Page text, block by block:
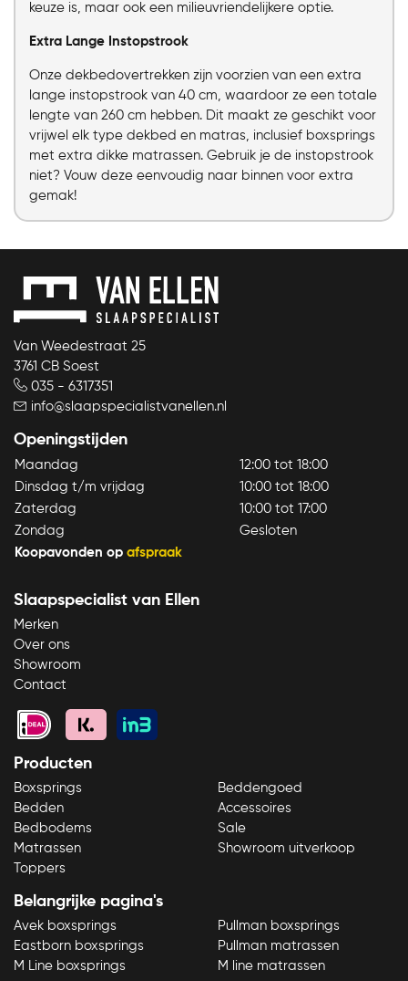
keuze is, maar ook een milieuvriendelijkere optie.
Extra Lange Instopstrook
Onze dekbedovertrekken zijn voorzien van een extra
lange instopstrook van 40 cm, waardoor ze een totale
lengte van 260 cm hebben. Dit maakt ze geschikt voor
vrijwel elk type dekbed en matras, inclusief boxsprings
met extra dikke matrassen. Gebruik je de instopstrook
niet? Vouw deze eenvoudig naar binnen voor extra
gemak!
Van Weedestraat 25
3761 CB Soest
035 - 6317351
info@slaapspecialistvanellen.nl
Openingstijden
Maandag
12:00 tot 18:00
Dinsdag t/m vrijdag
10:00 tot 18:00
Zaterdag
10:00 tot 17:00
Zondag
Gesloten
Koopavonden op afspraak
Slaapspecialist van Ellen
Merken
Over ons
Showroom
Contact
Producten
Boxsprings
Bedden
Bedbodems
Matrassen
Toppers
Beddengoed
Accessoires
Sale
Showroom uitverkoop
Belangrijke pagina's
Avek boxsprings
Eastborn boxsprings
M Line boxsprings
Pullman boxsprings
Pullman matrassen
M line matrassen